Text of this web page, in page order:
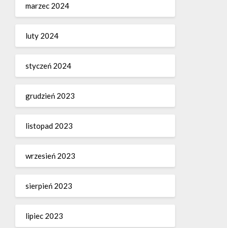
marzec 2024
luty 2024
styczeń 2024
grudzień 2023
listopad 2023
wrzesień 2023
sierpień 2023
lipiec 2023